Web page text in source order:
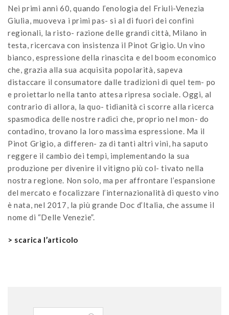
Nei primi anni 60, quando l’enologia del Friuli-Venezia
Giulia, muoveva i primi pas- si al di fuori dei confini
regionali, la risto- razione delle grandi città, Milano in
testa, ricercava con insistenza il Pinot Grigio. Un vino
bianco, espressione della rinascita e del boom economico
che, grazia alla sua acquisita popolarità, sapeva
distaccare il consumatore dalle tradizioni di quel tem- po
e proiettarlo nella tanto attesa ripresa sociale. Oggi, al
contrario di allora, la quo- tidianità ci scorre alla ricerca
spasmodica delle nostre radici che, proprio nel mon- do
contadino, trovano la loro massima espressione. Ma il
Pinot Grigio, a differen- za di tanti altri vini, ha saputo
reggere il cambio dei tempi, implementando la sua
produzione per divenire il vitigno più col- tivato nella
nostra regione. Non solo, ma per affrontare l’espansione
del mercato e focalizzare l’internazionalità di questo vino
è nata, nel 2017, la più grande Doc d’Italia, che assume il
nome di “Delle Venezie”.
> scarica l’articolo